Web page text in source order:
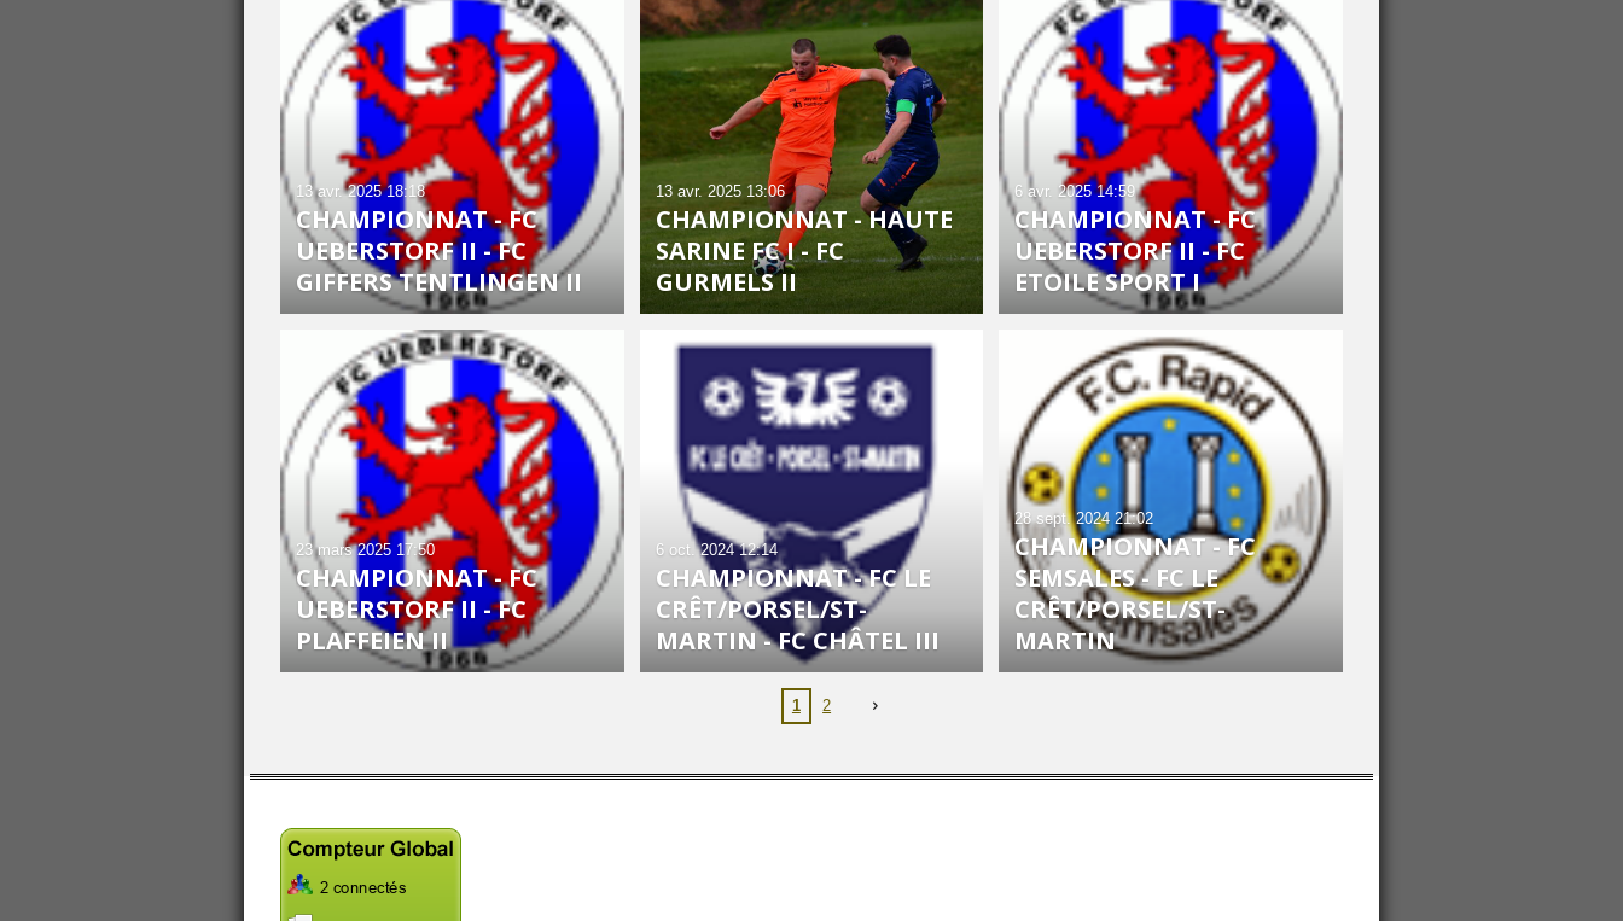
CHAMPIONNAT - FC
UEBERSTORF II - FC
GIFFERS TENTLINGEN II
13 avr. 2025 18:18
CHAMPIONNAT - HAUTE
SARINE FC I - FC
GURMELS II
13 avr. 2025 13:06
CHAMPIONNAT - FC
UEBERSTORF II - FC
ETOILE SPORT I
6 avr. 2025 14:59
CHAMPIONNAT - FC
UEBERSTORF II - FC
PLAFFEIEN II
23 mars 2025 17:50
CHAMPIONNAT - FC LE
CRÊT/PORSEL/ST-
MARTIN - FC CHÂTEL III
6 oct. 2024 12:14
CHAMPIONNAT - FC
SEMSALES - FC LE
CRÊT/PORSEL/ST-
MARTIN
28 sept. 2024 21:02
1 2